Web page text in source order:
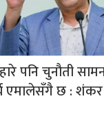
पनि चुनौती
एमालेसँगै छ :